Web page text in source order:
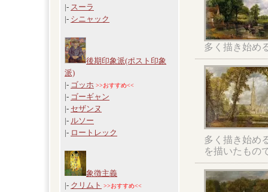
|- スーラ
|- シニャック
後期印象派(ポスト印象
派)
|- ゴッホ >>おすすめ<<
|- ゴーギャン
|- セザンヌ
|- ルソー
|- ロートレック
象徴主義
|- クリムト >>おすすめ<<
多く描き始め
多く描き始め
を描いたもの